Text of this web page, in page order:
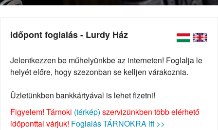
Időpont foglalás - Lurdy Ház
Jelentkezzen be műhelyünkbe az interneten! Foglalja le
helyét előre, hogy szezonban se kelljen várakoznia.
Üzletünkben bankkártyával is lehet fizetni!
Figyelem! Tárnoki (térkép) szervizünkben több elérhető
időponttal várjuk! Foglalás TÁRNOKRA itt >>